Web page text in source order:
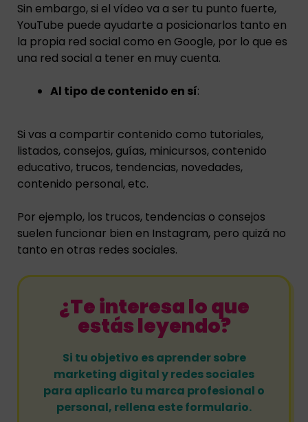
Sin embargo, si el vídeo va a ser tu punto fuerte,
YouTube puede ayudarte a posicionarlos tanto en
la propia red social como en Google, por lo que es
una red social a tener en muy cuenta.
Al tipo de contenido en sí:
Si vas a compartir contenido como tutoriales,
listados, consejos, guías, minicursos, contenido
educativo, trucos, tendencias, novedades,
contenido personal, etc.
Por ejemplo, los trucos, tendencias o consejos
suelen funcionar bien en Instagram, pero quizá no
tanto en otras redes sociales.
¿Te interesa lo que
estás leyendo?
Si tu objetivo es aprender sobre
marketing digital y redes sociales
para aplicarlo tu marca profesional o
personal, rellena este formulario.